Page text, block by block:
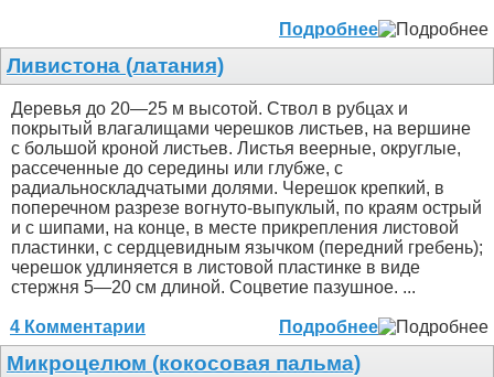
Подробнее
Ливистона (латания)
Деревья до 20—25 м высотой. Ствол в рубцах и
покрытый влагалищами черешков листьев, на вершине
с большой кроной листьев. Листья веерные, округлые,
рассеченные до середины или глубже, с
радиальноскладчатыми долями. Черешок крепкий, в
поперечном разрезе вогнуто-выпуклый, по краям острый
и с шипами, на конце, в месте прикрепления листовой
пластинки, с сердцевидным язычком (передний гребень);
черешок удлиняется в листовой пластинке в виде
стержня 5—20 см длиной. Соцветие пазушное. ...
4 Комментарии Подробнее
Микроцелюм (кокосовая пальма)